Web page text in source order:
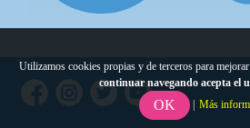
Utilizamos cookies propias y de terceros para
continuar navegando acepta el
OK | Más